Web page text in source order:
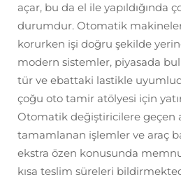
açar, bu da el ile yapıldığında
durumdur. Otomatik
korurken işi doğru şekilde
modern sistemler, piyasada
tür ve ebattaki lastikle
çoğu oto tamir atölyesi için
Otomatik değiştiricilere geçen
tamamlanan işlemler ve araç
ekstra özen konusunda
kısa teslim süreleri